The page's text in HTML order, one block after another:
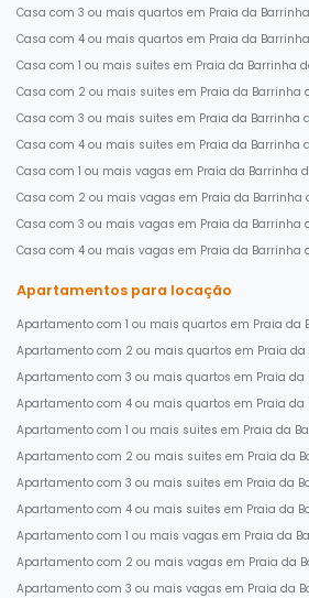
Casa com 3 ou mais quartos em Praia da Barrinha
Casa com 4 ou mais quartos em Praia da Barrinha
Casa com 1 ou mais suites em Praia da Barrinha
Casa com 2 ou mais suites em Praia da Barrinha
Casa com 3 ou mais suites em Praia da Barrinha
Casa com 4 ou mais suites em Praia da Barrinha
Casa com 1 ou mais vagas em Praia da Barrinha
Casa com 2 ou mais vagas em Praia da Barrinha
Casa com 3 ou mais vagas em Praia da Barrinha
Casa com 4 ou mais vagas em Praia da Barrinha
Apartamentos para locação
Apartamento com 1 ou mais quartos em Praia da
Apartamento com 2 ou mais quartos em Praia da
Apartamento com 3 ou mais quartos em Praia da
Apartamento com 4 ou mais quartos em Praia da
Apartamento com 1 ou mais suites em Praia da
Apartamento com 2 ou mais suites em Praia da
Apartamento com 3 ou mais suites em Praia da
Apartamento com 4 ou mais suites em Praia da
Apartamento com 1 ou mais vagas em Praia da
Apartamento com 2 ou mais vagas em Praia da
Apartamento com 3 ou mais vagas em Praia da